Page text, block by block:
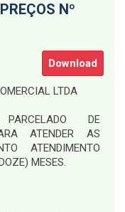
Nº
Download
LTDA
PARCELADO DE
ATENDER AS
ATENDIMENTO
MESES.